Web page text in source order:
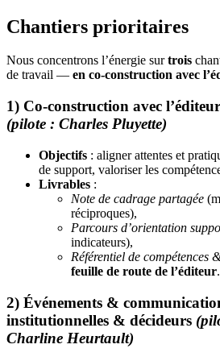
Chantiers prioritaires
Nous concentrons l’énergie surtrois
de travail — en co‑construction avec
1) Co‑construction avec
(pilote : Charles Pluyette)
Objectifs : aligner attentes et
de support, valoriser les
Livrables :
Note de cadrage partagée
réciproques),
Parcours d’orientation
indicateurs),
Référentiel de compétences
feuille de route de l’éditeur.
2) Événements &
institutionnelles & décideurs
Charline Heurtault)